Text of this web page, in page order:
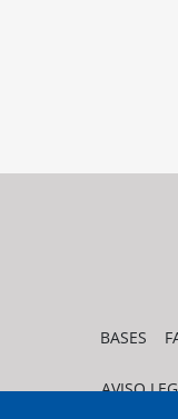
BASES
AVISO